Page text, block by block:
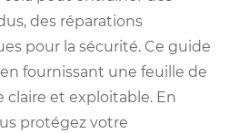
des réparations
pour la sécurité. Ce guide
fournissant une feuille de
et exploitable. En
protégez votre